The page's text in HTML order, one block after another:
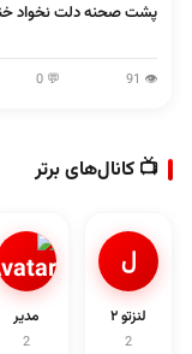
پشت صحنه دلت نخواد
👁 91
💬 0
📺 کانال‌های برتر
ل
لنزتو ۲
2
مدیر
2